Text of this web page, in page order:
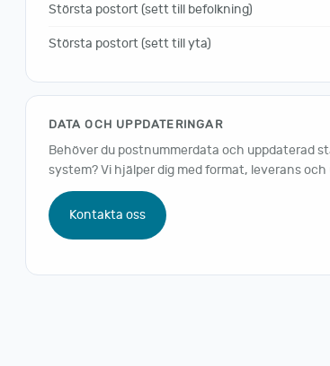
Största postort (sett till befolkning)
Största postort (sett till yta)
DATA OCH UPPDATERINGAR
Behöver du postnummerdata och uppdaterad
system? Vi hjälper dig med format, leverans
Kontakta oss